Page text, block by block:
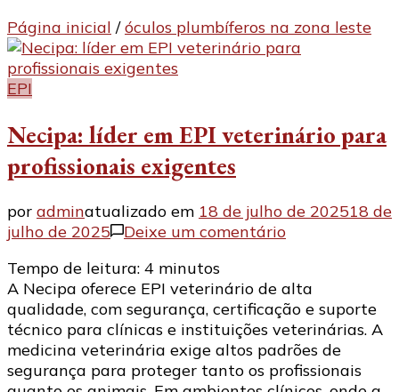
Página inicial / óculos plumbíferos na zona leste
EPI
Necipa: líder em EPI veterinário para
profissionais exigentes
por adminatualizado em 18 de julho de 202518 de
julho de 2025
Deixe um comentárioem
em
EPI
veterinário
para
profissionais
Tempo de leitura: 4 minutos
A Necipa oferece EPI veterinário de alta
qualidade, com segurança, certificação e suporte
técnico para clínicas e instituições veterinárias. A
medicina veterinária exige altos padrões de
segurança para proteger tanto os profissionais